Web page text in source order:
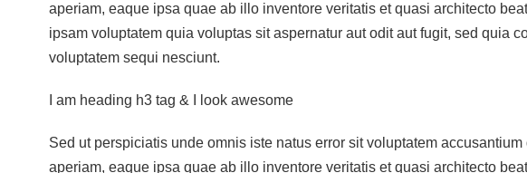
aperiam, eaque ipsa quae ab illo inventore veritatis et quasi architecto
ipsam voluptatem quia voluptas sit aspernatur aut odit aut fugit, sed quia
voluptatem sequi nesciunt.
I am heading h3 tag & I look awesome
Sed ut perspiciatis unde omnis iste natus error sit voluptatem
aperiam, eaque ipsa quae ab illo inventore veritatis et quasi architecto